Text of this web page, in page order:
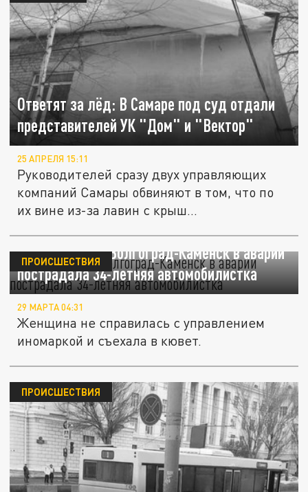
Ответят за лёд: В Самаре под суд отдали
представителей УК "Дом" и "Вектор"
25 АПРЕЛЯ 15:11
Руководителей сразу двух управляющих
компаний Самары обвиняют в том, что по
их вине из-за лавин с крыш...
На автотрассе Волгоград-Каменск в аварии
пострадала 34-летняя автомобилистка
ПРОИСШЕСТВИЯ
29 МАРТА 04:31
Женщина не справилась с управлением
иномаркой и съехала в кювет.
ПРОИСШЕСТВИЯ